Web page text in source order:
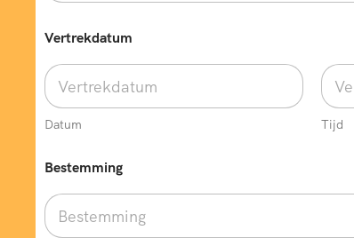
r
N
i
e
t
r
i
)
Vertrekdatum
Datum Tijd
Bestemming